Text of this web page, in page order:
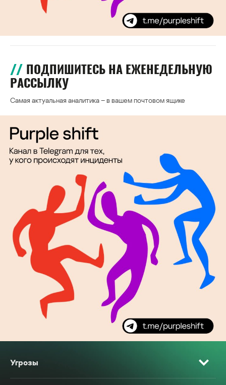
ПОДПИШИТЕСЬ НА ЕЖЕНЕДЕЛЬНУЮ
РАССЫЛКУ
Самая актуальная аналитика – в вашем почтовом ящике
Угрозы